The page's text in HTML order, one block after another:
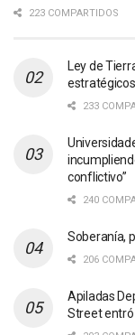
223 COMPARTIDOS
Ley de
233
conflictivo”
240
Soberanía,
206
Apiladas
Street